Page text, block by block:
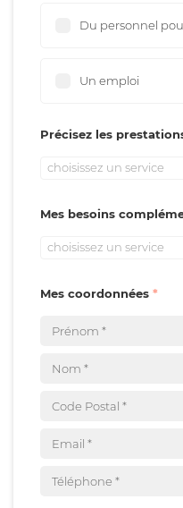
Du personnel
Un emploi
Précisez les
choisissez un service
Mes besoins
choisissez un service
Mes coordonnées